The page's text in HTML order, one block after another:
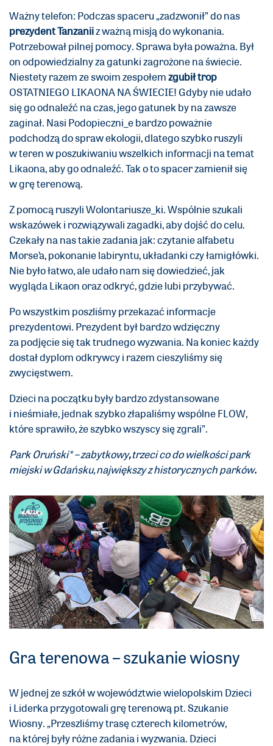
Ważny telefon: Podczas spaceru „zadzwonił” do nas
prezydent Tanzaniiz ważną misją do wykonania.
Potrzebował pilnej pomocy. Sprawa była poważna. Był
on odpowiedzialny za gatunki zagrożone na świecie.
Niestety razem ze swoim zespołemzgubił trop
OSTATNIEGO LIKAONA NA ŚWIECIE! Gdyby nie udało
się go odnaleźć na czas, jego gatunek by na zawsze
zaginał. Nasi Podopieczni_e bardzo poważnie
podchodzą do spraw ekologii, dlatego szybko ruszyli
w teren w poszukiwaniu wszelkich informacji na temat
Likaona, aby go odnaleźć. Tak o to spacer zamienił się
w grę terenową.
Z pomocą ruszyli Wolontariusze_ki. Wspólnie szukali
wskazówek i rozwiązywali zagadki, aby dojść do celu.
Czekały na nas takie zadania jak: czytanie alfabetu
Morse’a, pokonanie labiryntu, układanki czy łamigłówki.
Nie było łatwo, ale udało nam się dowiedzieć, jak
wygląda Likaon oraz odkryć, gdzie lubi przybywać.
Po wszystkim poszliśmy przekazać informacje
prezydentowi. Prezydent był bardzo wdzięczny
za podjęcie się tak trudnego wyzwania. Na koniec każdy
dostał dyplom odkrywcy i razem cieszyliśmy się
zwycięstwem.
Dzieci na początku były bardzo zdystansowane
i nieśmiałe, jednak szybko złapaliśmy wspólne FLOW,
które sprawiło, że szybko wszyscy się zgrali”.
Park Oruński* – zabytkowy,trzeci co do wielkości park
miejski w Gdańsku, największy z historycznych parków.
Gra terenowa – szukanie wiosny
W jednej ze szkół w województwie wielopolskim Dzieci
i Liderka przygotowali grę terenową pt. Szukanie
Wiosny. „Przeszliśmy trasę czterech kilometrów,
na której były różne zadania i wyzwania. Dzieci